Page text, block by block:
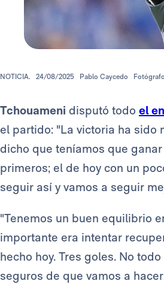
NOTICIA. 24/08/2025 Pablo Caycedo
Tchouameni disputó todo el
el partido: "La victoria ha sido
dicho que teníamos que
primeros; el de hoy con un
seguir así y vamos a seguir
"Tenemos un buen equilibrio
importante era intentar
hecho hoy. Tres goles. No
seguros de que vamos a